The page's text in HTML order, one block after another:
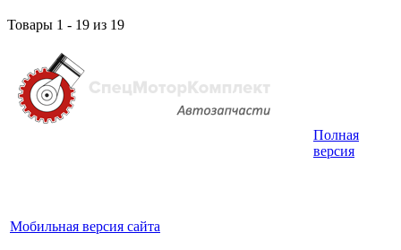
Товары 1 - 19 из 19
Мобильная версия сайта
Полная
версия